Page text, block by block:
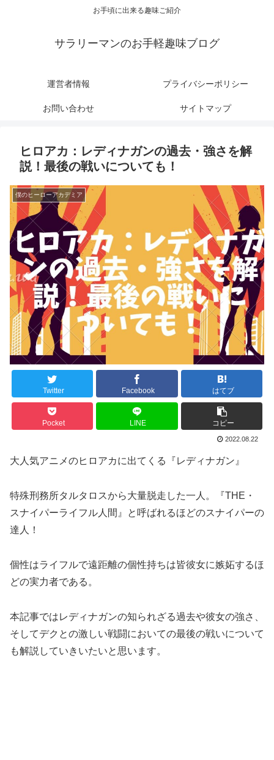
お手頃に出来る趣味ご紹介
サラリーマンのお手軽趣味ブログ
運営者情報 プライバシーポリシー
お問い合わせ サイトマップ
ヒロアカ：レディナガンの過去・強さを解
説！最後の戦いについても！
僕のヒーローアカデミア
Twitter Facebook はてブ
Pocket LINE コピー
2022.08.22
大人気アニメのヒロアカに出てくる『レディナガン』
特殊刑務所タルタロスから大量脱走した一人。『THE・
スナイパーライフル人間』と呼ばれるほどのスナイパーの
達人！
個性はライフルで遠距離の個性持ちは皆彼女に嫉妬するほ
どの実力者である。
本記事ではレディナガンの知られざる過去や彼女の強さ、
そしてデクとの激しい戦闘においての最後の戦いについて
も解説していきいたいと思います。